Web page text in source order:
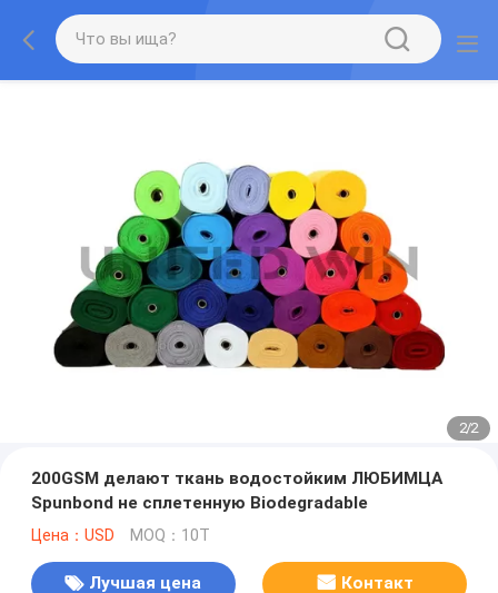
2/2
200GSM делают ткань водостойким ЛЮБИМЦА
Spunbond не сплетенную Biodegradable
Цена：USD MOQ：10T
Лучшая цена Контакт